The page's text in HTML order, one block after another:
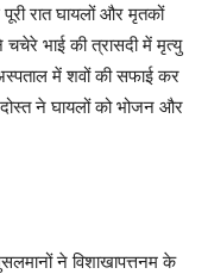
रात घायलों और मृतकों
भाई की त्रासदी में मृत्यु
अस्पताल में शवों की सफाई कर
ने घायलों को भोजन और
ने विशाखापत्तनम के